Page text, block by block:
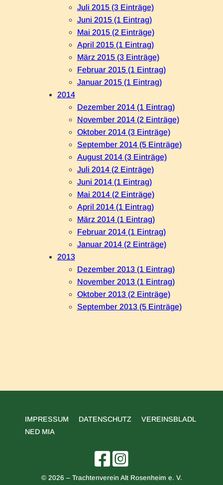
Juli 2015 (3 Einträge)
Juni 2015 (1 Eintrag)
Mai 2015 (2 Einträge)
April 2015 (1 Eintrag)
März 2015 (3 Einträge)
Februar 2015 (1 Eintrag)
Januar 2015 (1 Eintrag)
2014
Dezember 2014 (1 Eintrag)
November 2014 (2 Einträge)
Oktober 2014 (3 Einträge)
September 2014 (5 Einträge)
August 2014 (3 Einträge)
Juli 2014 (2 Einträge)
Juni 2014 (1 Eintrag)
Mai 2014 (2 Einträge)
April 2014 (1 Eintrag)
März 2014 (1 Eintrag)
Februar 2014 (1 Eintrag)
Januar 2014 (2 Einträge)
2013
Dezember 2013 (1 Eintrag)
November 2013 (1 Eintrag)
Oktober 2013 (2 Einträge)
September 2013 (5 Einträge)
ÜBERSPRINGEN
IMPRESSUM DATENSCHUTZ
VEREINSBLADL
NED MIA